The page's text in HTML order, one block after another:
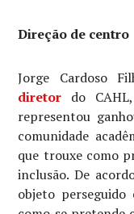
Direção de centro
Jorge Cardoso
diretor do
representou
comunidade
que trouxe como
inclusão. De
objeto